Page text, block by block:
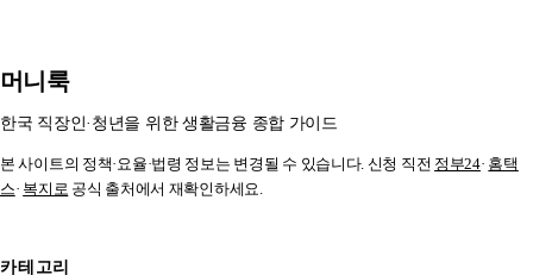
머니룩
한국 직장인·청년을 위한 생활금융 종합 가이드
본 사이트의 정책·요율·법령 정보는 변경될 수 있습니다. 신청 직전 정부24· 홈택
스· 복지로 공식 출처에서 재확인하세요.
카테고리